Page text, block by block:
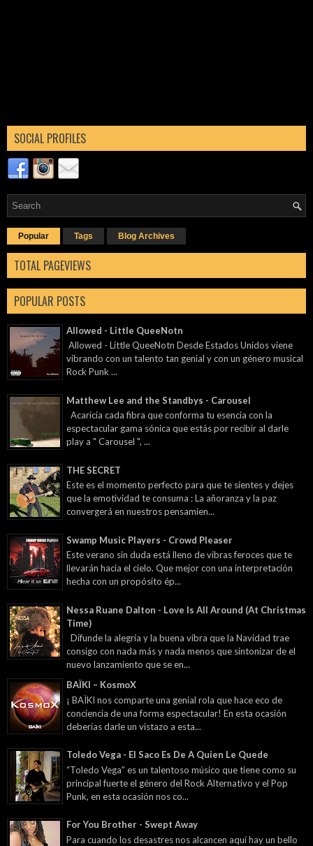
SOCIAL PROFILES
Popular Tags Blog Archives
TOTAL PAGEVIEWS
POPULAR POSTS
Allowed - Little QueeNotn
Allowed - Little QueeNotn Desde Estados Unidos viene
vibrando con un talento tan genial y con un género musical
Rock Punk ...
Matthew Lee and the Standbys - Carousel
Acaricia cada fibra que conforma tu esencia con la
espectacular gama sónica que estás por recibir al darle
play a " Carousel ", ...
THE SECRET
Este es el momento perfecto para que te sientes y dejes
que la emotividad te consuma : La añoranza y la paz
convergerá en nuestros pensamien...
Swamp Music Players - Crowd Pleaser
Este verano sin duda está lleno de vibras feroces que te
llevarán hacia el cielo. Que mejor con una interpretación
hecha con un propósito ép...
Nessa Ruane Dalton - Love Is All Around (At Christmas
Time)
Difunde la alegría y la buena vibra que la Navidad trae
consigo con nada más y nada menos que sintonizar de el
nuevo lanzamiento que se en...
BAÏKI – KosmoX
¡ BAÏKI nos comparte una genial rola que hace eco de
conciencia de una forma espectacular! En esta ocasión
deberías darle un vistazo a esta...
Toledo Vega - El Saco Es De A Quien Le Quede
“Toledo Vega” es un talentoso músico que tiene como su
principal fuerte el género del Rock Alternativo y el Pop
Punk, en esta ocasión nos co...
For You Brother - Swept Away
Para cuando los desastres nos alcancen aquí hay un bello